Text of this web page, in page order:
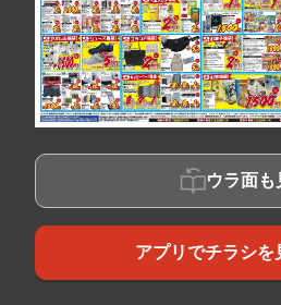
ウラ面も
アプリでチラシを